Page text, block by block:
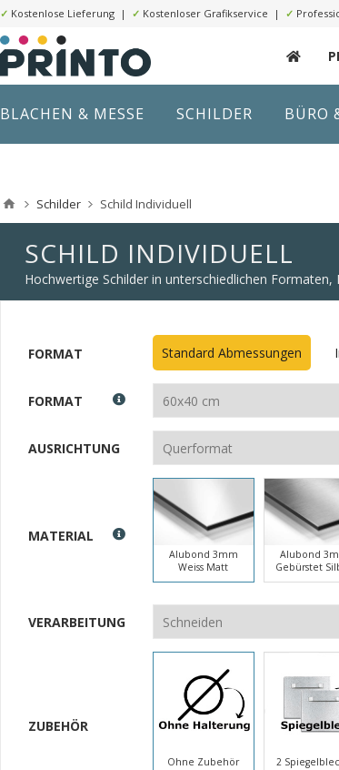
✓ Kostenlose Lieferung | ✓ Kostenloser Grafikservice | ✓
BLACHEN & MESSE SCHILDER BÜRO
Schilder Schild Individuell
SCHILD INDIVIDUELL
Hochwertige Schilder in unterschiedlichen
FORMAT Standard Abmessungen
FORMAT
AUSRICHTUNG
MATERIAL
Alubond 3mm
Weiss Matt
Alubond
Gebürstet
VERARBEITUNG
ZUBEHÖR
Ohne Zubehör 2